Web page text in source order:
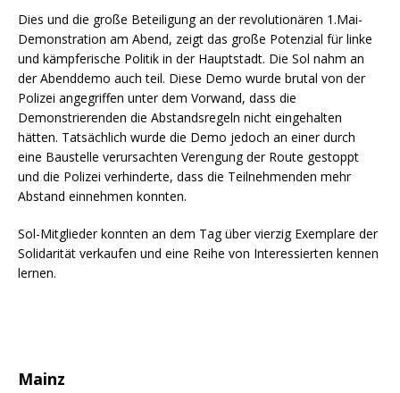
Dies und die große Beteiligung an der revolutionären 1.Mai-
Demonstration am Abend, zeigt das große Potenzial für linke
und kämpferische Politik in der Hauptstadt. Die Sol nahm an
der Abenddemo auch teil. Diese Demo wurde brutal von der
Polizei angegriffen unter dem Vorwand, dass die
Demonstrierenden die Abstandsregeln nicht eingehalten
hätten. Tatsächlich wurde die Demo jedoch an einer durch
eine Baustelle verursachten Verengung der Route gestoppt
und die Polizei verhinderte, dass die Teilnehmenden mehr
Abstand einnehmen konnten.
Sol-Mitglieder konnten an dem Tag über vierzig Exemplare der
Solidarität verkaufen und eine Reihe von Interessierten kennen
lernen.
Mainz